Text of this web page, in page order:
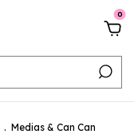
0
. Medias & Can Can